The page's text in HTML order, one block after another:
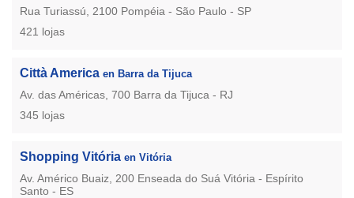
Rua Turiassú, 2100 Pompéia - São Paulo - SP
421 lojas
Città America en Barra da Tijuca
Av. das Américas, 700 Barra da Tijuca - RJ
345 lojas
Shopping Vitória en Vitória
Av. Américo Buaiz, 200 Enseada do Suá Vitória - Espírito
Santo - ES